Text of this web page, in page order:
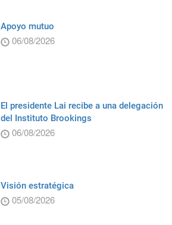
Apoyo mutuo
06/08/2026
El presidente Lai recibe a una delegación
del Instituto Brookings
06/08/2026
Visión estratégica
05/08/2026